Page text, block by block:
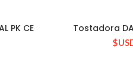
PK CE
Tostadora